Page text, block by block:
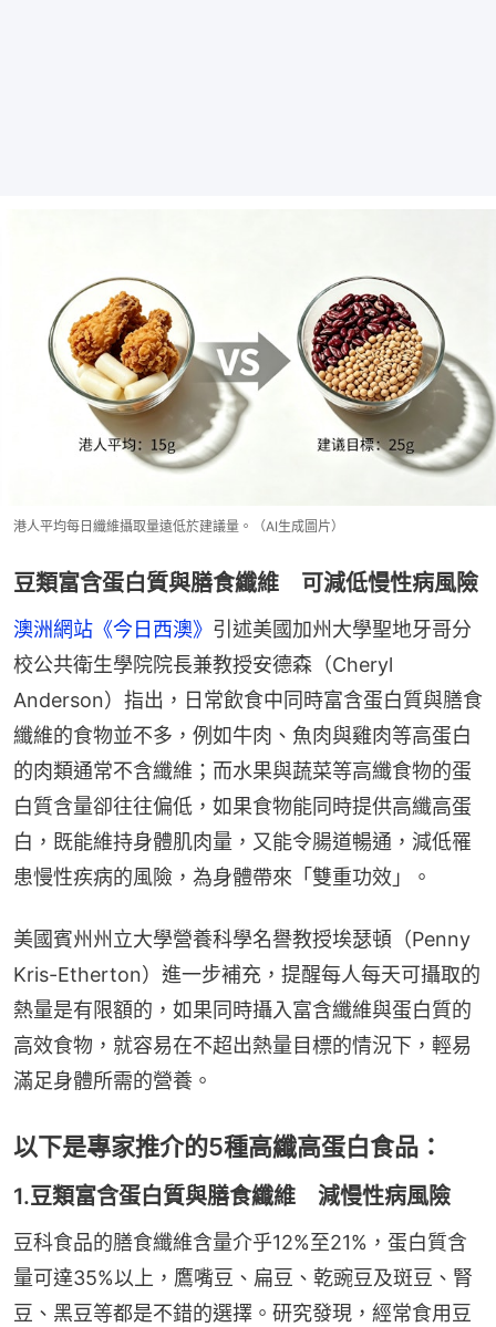
港人平均每日纖維攝取量遠低於建議量。（AI生成圖片）
豆類富含蛋白質與膳食纖維 可減低慢性病風險
澳洲網站《今日西澳》 引述美國加州大學聖地牙哥分
校公共衛生學院院長兼教授安德森（Cheryl
Anderson）指出，日常飲食中同時富含蛋白質與膳食
纖維的食物並不多，例如牛肉、魚肉與雞肉等高蛋白
的肉類通常不含纖維；而水果與蔬菜等高纖食物的蛋
白質含量卻往往偏低，如果食物能同時提供高纖高蛋
白，既能維持身體肌肉量，又能令腸道暢通，減低罹
患慢性疾病的風險，為身體帶來「雙重功效」。
美國賓州州立大學營養科學名譽教授埃瑟頓（Penny
Kris-Etherton）進一步補充，提醒每人每天可攝取的
熱量是有限額的，如果同時攝入富含纖維與蛋白質的
高效食物，就容易在不超出熱量目標的情況下，輕易
滿足身體所需的營養。
以下是專家推介的5種高纖高蛋白食品：
1.豆類富含蛋白質與膳食纖維 減慢性病風險
豆科食品的膳食纖維含量介乎12%至21%，蛋白質含
量可達35%以上，鷹嘴豆、扁豆、乾豌豆及斑豆、腎
豆、黑豆等都是不錯的選擇。研究發現，經常食用豆